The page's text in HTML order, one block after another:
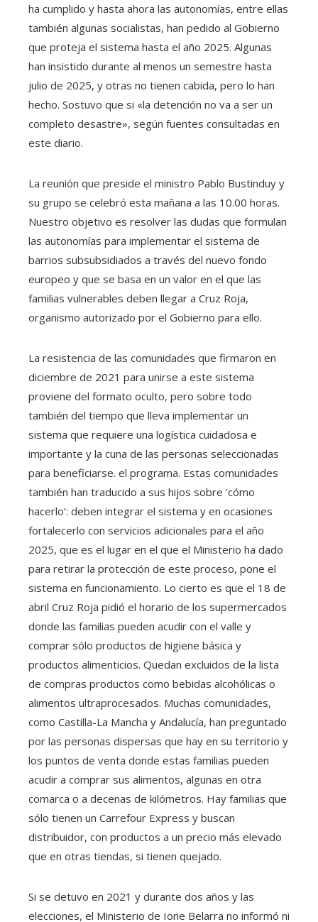
ha cumplido y hasta ahora las autonomías, entre ellas
también algunas socialistas, han pedido al Gobierno
que proteja el sistema hasta el año 2025. Algunas
han insistido durante al menos un semestre hasta
julio de 2025, y otras no tienen cabida, pero lo han
hecho. Sostuvo que si «la detención no va a ser un
completo desastre», según fuentes consultadas en
este diario.
La reunión que preside el ministro Pablo Bustinduy y
su grupo se celebró esta mañana a las 10.00 horas.
Nuestro objetivo es resolver las dudas que formulan
las autonomías para implementar el sistema de
barrios subsubsidiados a través del nuevo fondo
europeo y que se basa en un valor en el que las
familias vulnerables deben llegar a Cruz Roja,
organismo autorizado por el Gobierno para ello.
La resistencia de las comunidades que firmaron en
diciembre de 2021 para unirse a este sistema
proviene del formato oculto, pero sobre todo
también del tiempo que lleva implementar un
sistema que requiere una logística cuidadosa e
importante y la cuna de las personas seleccionadas
para beneficiarse. el programa. Estas comunidades
también han traducido a sus hijos sobre ‘cómo
hacerlo’: deben integrar el sistema y en ocasiones
fortalecerlo con servicios adicionales para el año
2025, que es el lugar en el que el Ministerio ha dado
para retirar la protección de este proceso, pone el
sistema en funcionamiento. Lo cierto es que el 18 de
abril Cruz Roja pidió el horario de los supermercados
donde las familias pueden acudir con el valle y
comprar sólo productos de higiene básica y
productos alimenticios. Quedan excluidos de la lista
de compras productos como bebidas alcohólicas o
alimentos ultraprocesados. Muchas comunidades,
como Castilla-La Mancha y Andalucía, han preguntado
por las personas dispersas que hay en su territorio y
los puntos de venta donde estas familias pueden
acudir a comprar sus alimentos, algunas en otra
comarca o a decenas de kilómetros. Hay familias que
sólo tienen un Carrefour Express y buscan
distribuidor, con productos a un precio más elevado
que en otras tiendas, si tienen quejado.
Si se detuvo en 2021 y durante dos años y las
elecciones, el Ministerio de Ione Belarra no informó ni